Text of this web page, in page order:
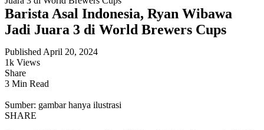
Barista Asal Indonesia, Ryan Wibawa
Jadi Juara 3 di World Brewers Cups
Published April 20, 2024
1k Views
Share
3 Min Read
Sumber: gambar hanya ilustrasi
SHARE